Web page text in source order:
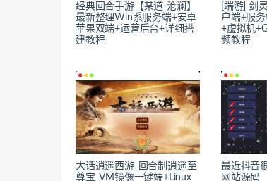
经典回合手游【某道-沧澜】
最新整理Win系服务端+安卓
苹果双端+运营后台+详细搭
建教程
[端游] 剑
户端+服
+虚拟机
频教程
大话逍遥西游_回合制逍遥至
尊宝_VM镜像一键端+Linux
最近抖音
网站源码